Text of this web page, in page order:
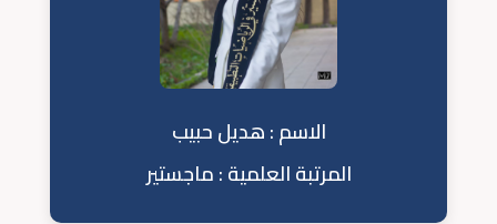
الاسم : هديل حبيب
المرتبة العلمية : ماجستير